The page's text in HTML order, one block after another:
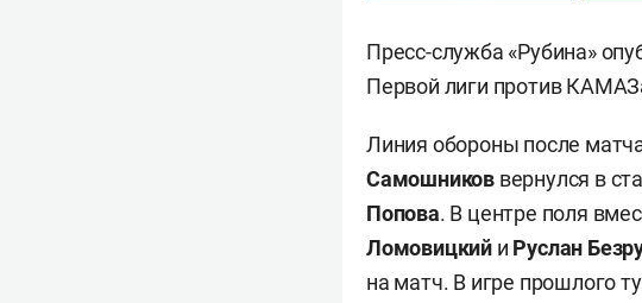
Пресс-служба «Рубина»
Первой лиги против
Линия обороны после
Самошников вернулся в
Попова. В центре поля
Ломовицкий и Руслан
на матч. В игре прошлого